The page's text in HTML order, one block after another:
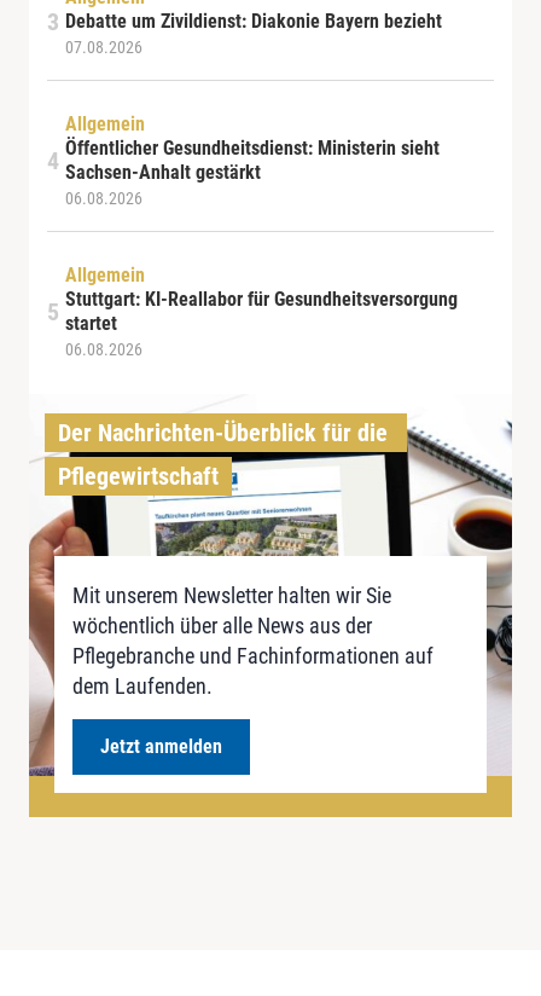
Debatte um Zivildienst: Diakonie Bayern bezieht
07.08.2026
Allgemein
Öffentlicher Gesundheitsdienst: Ministerin sieht
Sachsen-Anhalt gestärkt
06.08.2026
Allgemein
Stuttgart: KI-Reallabor für Gesundheitsversorgung
startet
06.08.2026
Der Nachrichten-Überblick für die
Pflegewirtschaft
Mit unserem Newsletter halten wir Sie
wöchentlich über alle News aus der
Pflegebranche und Fachinformationen auf
dem Laufenden.
Jetzt anmelden